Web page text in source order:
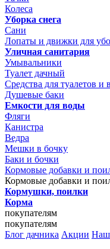
Колеса
Уборка снега
Сани
Лопаты и движки для
Уличная санитария
Умывальники
Туалет дачный
Средства для туалетов
Душевые баки
Емкости для воды
Фляги
Канистра
Ведра
Мешки в бочку
Баки и бочки
Кормовые добавки и
Кормовые добавки и
Кормушки, поилки
Корма
покупателям
покупателям
Блог дачника Акции